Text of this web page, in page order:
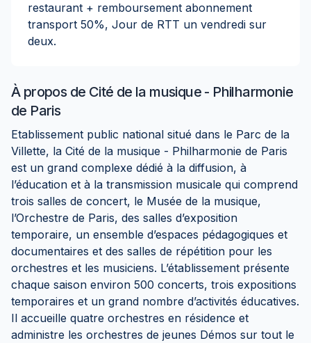
À propos de Cité de la musique - Philharmonie
de Paris
Etablissement public national situé dans le Parc de la
Villette, la Cité de la musique - Philharmonie de Paris
est un grand complexe dédié à la diffusion, à
l’éducation et à la transmission musicale qui comprend
trois salles de concert, le Musée de la musique,
l’Orchestre de Paris, des salles d’exposition
temporaire, un ensemble d’espaces pédagogiques et
documentaires et des salles de répétition pour les
orchestres et les musiciens. L’établissement présente
chaque saison environ 500 concerts, trois expositions
temporaires et un grand nombre d’activités éducatives.
Il accueille quatre orchestres en résidence et
administre les orchestres de jeunes Démos sur tout le
restaurant + remboursement abonnement
transport 50%, Jour de RTT un vendredi sur
deux.